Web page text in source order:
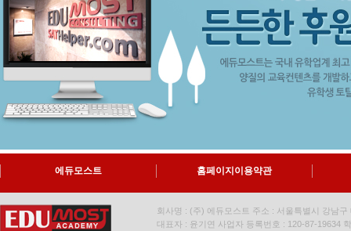
에듀모스트 홈페이지이용약관
회사명 : (주) 에듀모스트 주소 : 서울특별시 강남
대표자 : 윤기연 사업자 등록번호 : 120-87-19634